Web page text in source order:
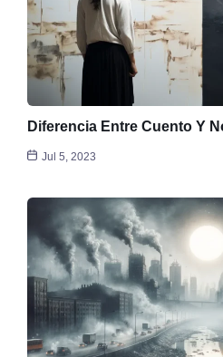
Diferencia Entre Cuento Y
Jul 5, 2023